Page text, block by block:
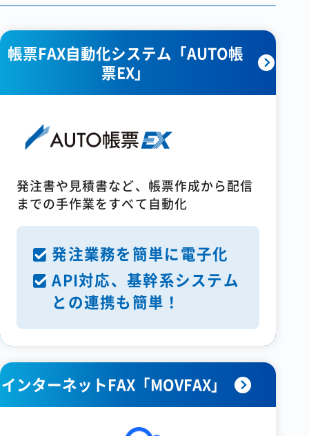
帳票FAX自動化システム「AUTO帳
票EX」
発注書や見積書など、帳票作成から配信
までの手作業をすべて自動化
発注業務を簡単に電子化
API対応、基幹系システム
との連携も簡単！
インターネットFAX「MOVFAX」